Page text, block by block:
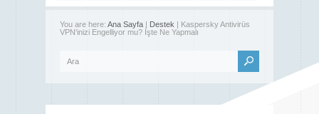
You are here: Ana Sayfa | Destek | Kaspersky Antivirüs
VPN'inizi Engelliyor mu? İşte Ne Yapmalı